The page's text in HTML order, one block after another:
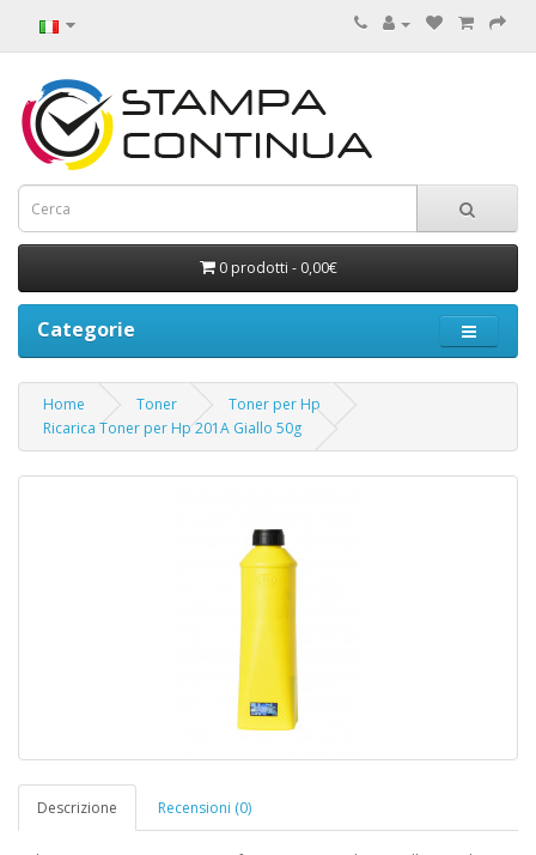
0 prodotti - 0,00€
Categorie
Home Toner
Toner per Hp
Ricarica Toner per Hp 201A Giallo 50g
Descrizione Recensioni (0)